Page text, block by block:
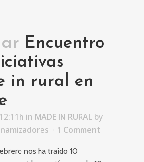
Encuentro
in rural en
in MADE IN RURAL by
1 Comment
nos ha traído 10